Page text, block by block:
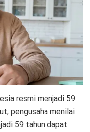
resmi menjadi 59
pengusaha menilai
59 tahun dapat